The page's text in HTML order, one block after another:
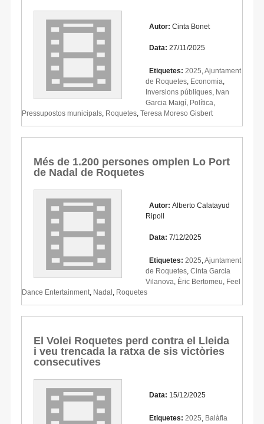
Autor: Cinta Bonet
Data: 27/11/2025
Etiquetes: 2025 Ajuntament
de Roquetes Economia
Inversions públiques Ivan
Garcia Maigí Política
Pressupostos municipals Roquetes Teresa Moreso Gisbert
Més de 1.200 persones omplen Lo Port
de Nadal de Roquetes
Autor: Alberto Calatayud
Ripoll
Data: 7/12/2025
Etiquetes: 2025 Ajuntament
de Roquetes Cinta Garcia
Vilanova Èric Bertomeu Feel
Dance Entertainment Nadal Roquetes
El Volei Roquetes perd contra el Lleida
i veu trencada la ratxa de sis victòries
consecutives
Data: 15/12/2025
Etiquetes: 2025 Balàfia